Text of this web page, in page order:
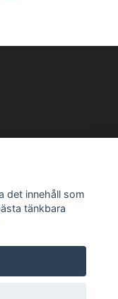
Prenumerera
det innehåll som
tänkbara